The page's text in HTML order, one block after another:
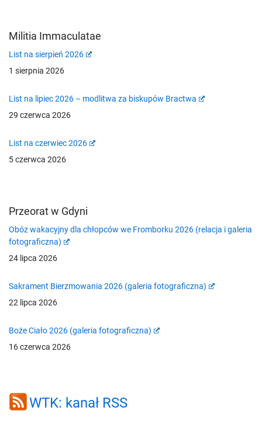
Militia Immaculatae
List na sierpień 2026
1 sierpnia 2026
List na lipiec 2026 – modlitwa za biskupów Bractwa
29 czerwca 2026
List na czerwiec 2026
5 czerwca 2026
Przeorat w Gdyni
Obóz wakacyjny dla chłopców we Fromborku 2026 (relacja i galeria
fotograficzna)
24 lipca 2026
Sakrament Bierzmowania 2026 (galeria fotograficzna)
22 lipca 2026
Boże Ciało 2026 (galeria fotograficzna)
16 czerwca 2026
WTK: kanał RSS